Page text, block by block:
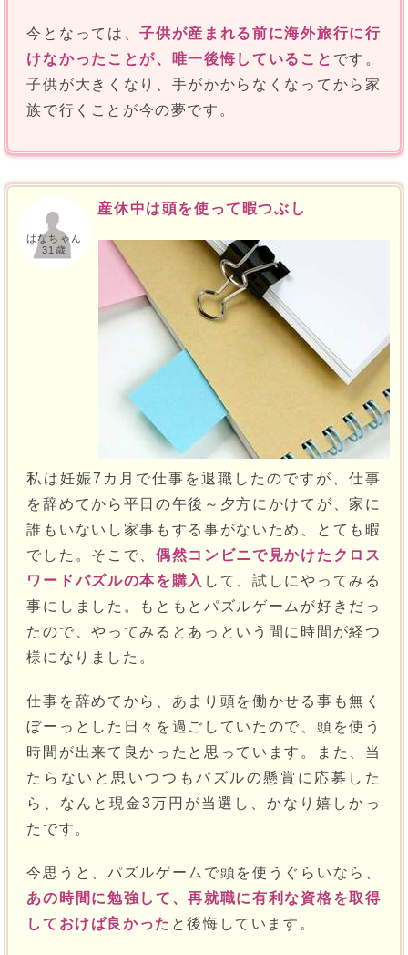
今となっては、子供が産まれる前に海外旅行に行
けなかったことが、唯一後悔していること です。
子供が大きくなり、手がかからなくなってから家
族で行くことが今の夢です。
はなちゃん
31歳
産休中は頭を使って暇つぶし
私は妊娠7カ月で仕事を退職したのですが、仕事
を辞めてから平日の午後～夕方にかけてが、家に
誰もいないし家事もする事がないため、とても暇
でした。そこで、 偶然コンビニで見かけたクロス
ワードパズルの本を購入 して、試しにやってみる
事にしました。もともとパズルゲームが好きだっ
たので、やってみるとあっという間に時間が経つ
様になりました。
仕事を辞めてから、あまり頭を働かせる事も無く
ぼーっとした日々を過ごしていたので、頭を使う
時間が出来て良かったと思っています。また、当
たらないと思いつつもパズルの懸賞に応募した
ら、なんと現金3万円が当選し、かなり嬉しかっ
たです。
今思うと、パズルゲームで頭を使うぐらいなら、
あの時間に勉強して、再就職に有利な資格を取得
しておけば良かった と後悔しています。